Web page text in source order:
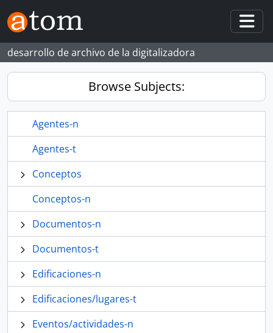
Skip to main content
desarrollo de archivo de la digitalizadora
Browse Subjects:
Agentes-n
Agentes-t
Conceptos
Conceptos-n
Documentos-n
Documentos-t
Edificaciones-n
Edificaciones/lugares-t
Eventos/actividades-n